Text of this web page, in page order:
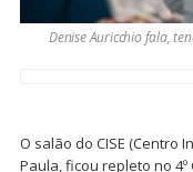
Denise Auricchio fala,
O salão do CISE (Centro
Paula, ficou repleto no 4º